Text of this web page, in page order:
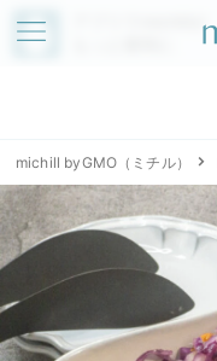
アプリでmichillが
michill byGMO（ミチル）